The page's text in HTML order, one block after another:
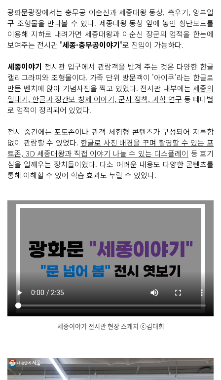
광화문광장에서는 충무공 이순신과 세종대왕 동상, 측우기, 앙부일
구 조형물을 만나볼 수 있다. 세종대왕 동상 앞에 놓인 횡단보도를
이용해 지하로 내려가면 세종대왕과 이순신 장군의 업적을 한눈에
보여주는 전시관 '세종·충무공이야기'로 진입이 가능하다.
세종이야기 전시관 입구에서 관람객을 반겨 주는 것은 다양한 한글
캘리그라피와 조형물이다. 가족 단위 방문객이 '아이쿠'라는 한글로
만든 벤치에 앉아 기념사진을 찍고 있었다. 전시관 내부에는 세종의
일대기, 한글과 정간보 창제 이야기, 군사 정책, 과학 연구 등 테마별
로 업적이 정리되어 있었다.
전시 중간에는 포토존이나 관객 체험형 콘텐츠가 구성되어 지루함
없이 관람할 수 있었다. 한글로 사진 배경을 꾸며 촬영할 수 있는 포
토존, 3D 세종대왕과 직접 이야기 나눌 수 있는 디스플레이 등 호기
심을 일깨우는 장치들이었다. 다소 어려운 내용도 다양한 콘텐츠를
통해 이해할 수 있어 학습 효과도 누릴 수 있었다.
세종이야기 전시관 현장 스케치 ⓒ김태희